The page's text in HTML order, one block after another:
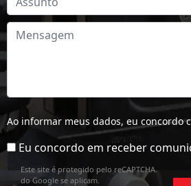
Ao informar meus dados, eu concordo
Eu concordo em receber
Este site é protegido pelo reCAPTCHA.
do Google se aplicam.